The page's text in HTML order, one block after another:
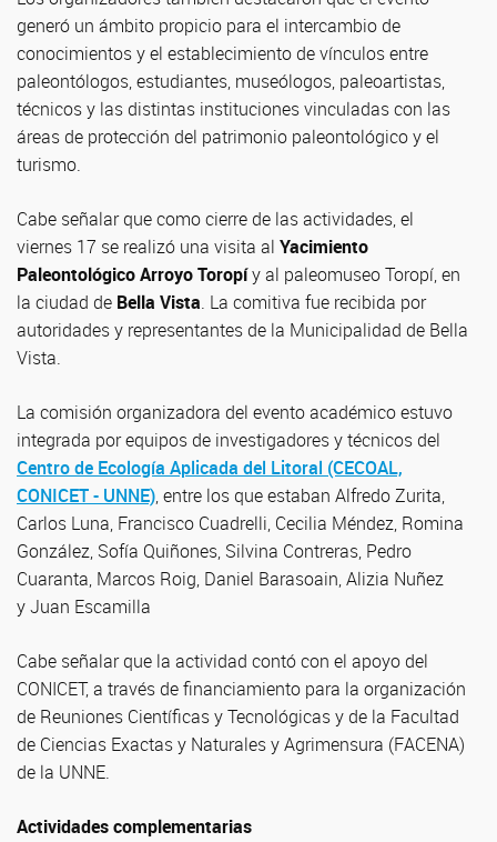
generó un ámbito propicio para el intercambio de
conocimientos y el establecimiento de vínculos entre
paleontólogos, estudiantes, museólogos, paleoartistas,
técnicos y las distintas instituciones vinculadas con las
áreas de protección del patrimonio paleontológico y el
turismo.
Cabe señalar que como cierre de las actividades, el
viernes 17 se realizó una visita al Yacimiento
Paleontológico Arroyo Toropíy al paleomuseo Toropí, en
la ciudad de Bella Vista. La comitiva fue recibida por
autoridades y representantes de la Municipalidad de Bella
Vista.
La comisión organizadora del evento académico estuvo
integrada por equipos de investigadores y técnicos del
Centro de Ecología Aplicada del Litoral (CECOAL,
CONICET - UNNE), entre los que estaban Alfredo Zurita,
Carlos Luna, Francisco Cuadrelli, Cecilia Méndez, Romina
González, Sofía Quiñones, Silvina Contreras, Pedro
Cuaranta, Marcos Roig, Daniel Barasoain, Alizia Nuñez
y Juan Escamilla
Cabe señalar que la actividad contó con el apoyo del
CONICET, a través de financiamiento para la organización
de Reuniones Científicas y Tecnológicas y de la Facultad
de Ciencias Exactas y Naturales y Agrimensura (FACENA)
de la UNNE.
Actividades complementarias